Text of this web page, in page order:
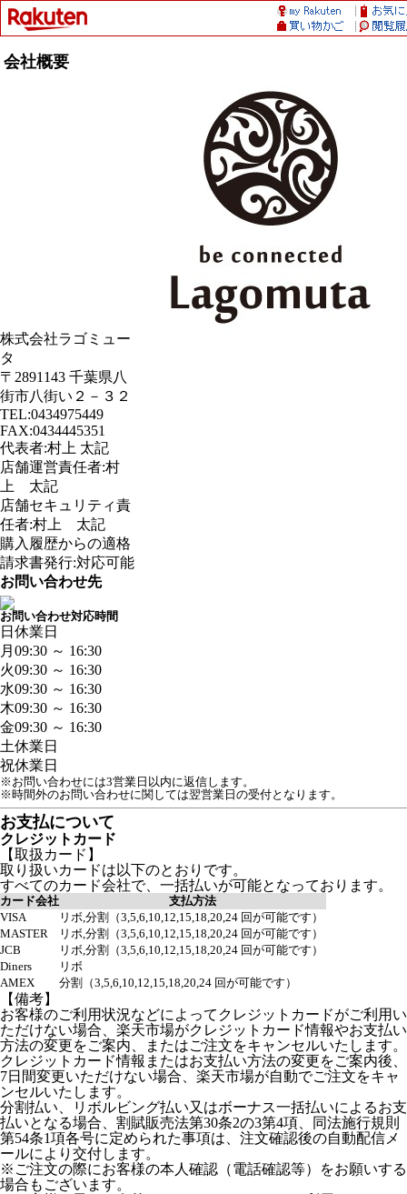
会社概要
株式会社ラゴミュー
タ
〒2891143 千葉県八
街市八街い２－３２
TEL:0434975449
FAX:0434445351
代表者:村上 太記
店舗運営責任者:村
上 太記
店舗セキュリティ責
任者:村上 太記
購入履歴からの適格
請求書発行:対応可能
お問い合わせ先
お問い合わせ対応時間
日 休業日
月 09:30 ～ 16:30
火09:30 ～ 16:30
水09:30 ～ 16:30
木09:30 ～ 16:30
金09:30 ～ 16:30
土休業日
祝休業日
※お問い合わせには3営業日以内に返信します。
※時間外のお問い合わせに関しては翌営業日の受付となります。
お支払について
クレジットカード
【取扱カード】
取り扱いカードは以下のとおりです。
すべてのカード会社で、一括払いが可能となっております。
カード会社
支払方法
VISA
リボ,分割（3,5,6,10,12,15,18,20,24 回が可能です）
MASTER
リボ,分割（3,5,6,10,12,15,18,20,24 回が可能です）
JCB
リボ,分割（3,5,6,10,12,15,18,20,24 回が可能です）
Diners
リボ
AMEX
分割（3,5,6,10,12,15,18,20,24 回が可能です）
【備考】
お客様のご利用状況などによってクレジットカードがご利用い
ただけない場合、楽天市場がクレジットカード情報やお支払い
方法の変更をご案内、またはご注文をキャンセルいたします。
クレジットカード情報またはお支払い方法の変更をご案内後、
7日間変更いただけない場合、楽天市場が自動でご注文をキャ
ンセルいたします。
分割払い、リボルビング払い又はボーナス一括払いによるお支
払いとなる場合、割賦販売法第30条2の3第4項、同法施行規則
第54条1項各号に定められた事項は、注文確認後の自動配信メ
ールにより交付します。
※ご注文の際にお客様の本人確認（電話確認等）をお願いする
場合もございます。